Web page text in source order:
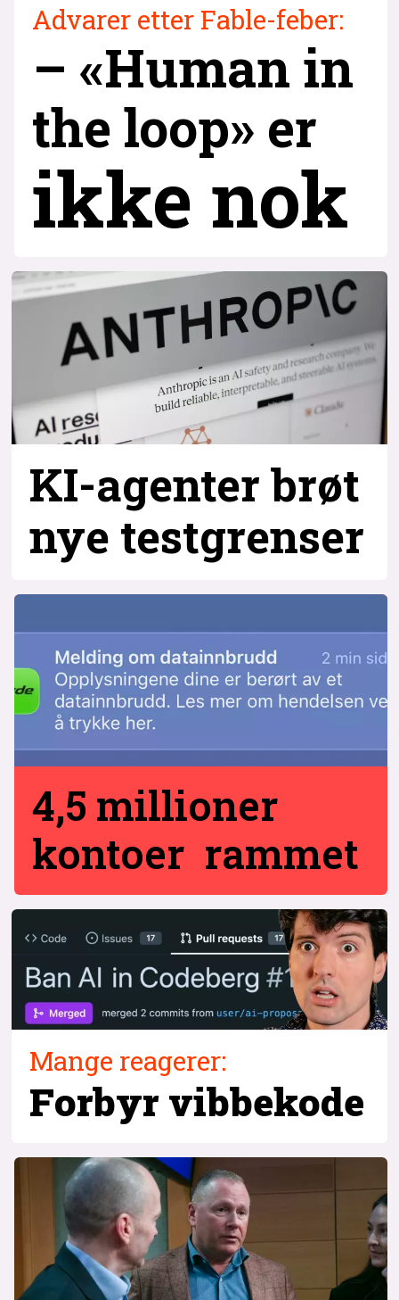
Advarer etter Fable-feber:
– «Human in
the loop» er
ikke nok
KI-agenter brøt
nye testgrenser
4,5 millioner
kontoer rammet
Mange reagerer:
Forbyr vibbekode